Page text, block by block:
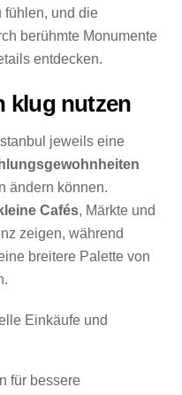
fühlen, und die
berühmte Monumente
entdecken.
klug nutzen
jeweils eine
ändern können.
kleine Cafés, Märkte und
zeigen, während
breitere Palette von
Einkäufe und
für bessere